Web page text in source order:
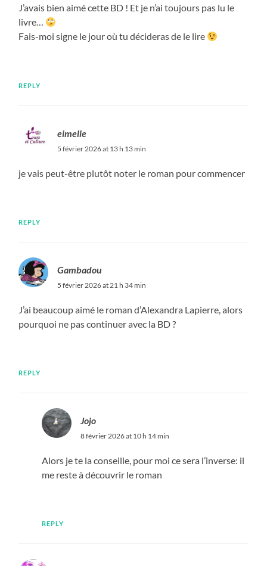
J’avais bien aimé cette BD ! Et je n’ai toujours pas lu le
livre…
Fais-moi signe le jour où tu décideras de le lire
REPLY
eimelle
5 février 2026 at 13 h 13 min
je vais peut-être plutôt noter le roman pour commencer
REPLY
Gambadou
5 février 2026 at 21 h 34 min
J’ai beaucoup aimé le roman d’Alexandra Lapierre, alors
pourquoi ne pas continuer avec la BD ?
REPLY
Jojo
8 février 2026 at 10 h 14 min
Alors je te la conseille, pour moi ce sera l’inverse: il
me reste à découvrir le roman
REPLY